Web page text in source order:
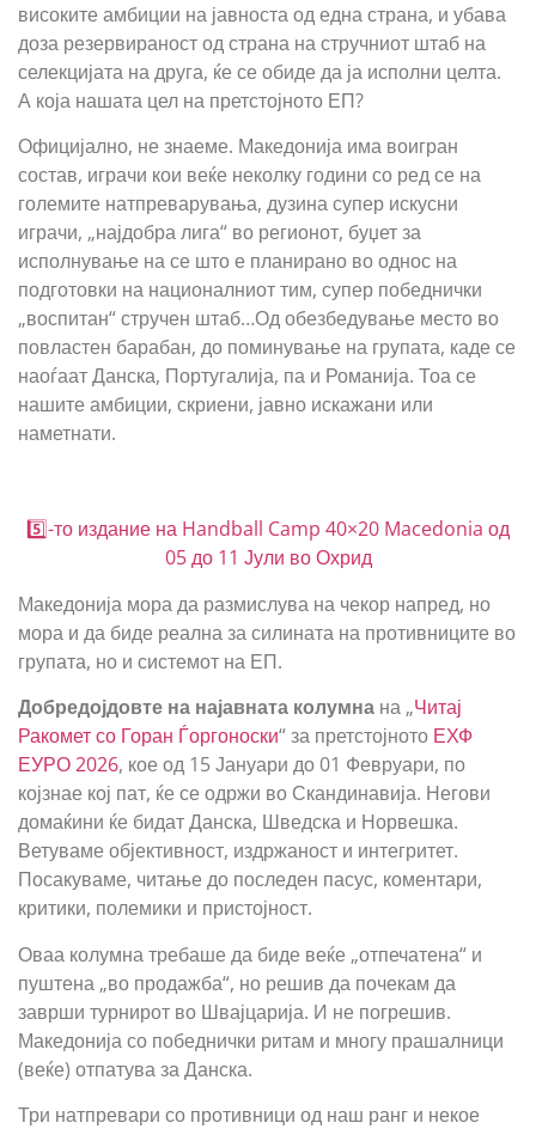
високите амбиции на јавноста од една страна, и убава
доза резервираност од страна на стручниот штаб на
селекцијата на друга, ќе се обиде да ја исполни целта.
А која нашата цел на претстојното ЕП?
Официјално, не знаеме. Македонија има воигран
состав, играчи кои веќе неколку години со ред се на
големите натпреварувања, дузина супер искусни
играчи, „најдобра лига“ во регионот, буџет за
исполнување на се што е планирано во однос на
подготовки на националниот тим, супер победнички
„воспитан“ стручен штаб…Од обезбедување место во
повластен барабан, до поминување на групата, каде се
наоѓаат Данска, Португалија, па и Романија. Тоа се
нашите амбиции, скриени, јавно искажани или
наметнати.
5️⃣-то издание на Handball Camp 40×20 Macedonia од
05 до 11 Јули во Охрид
Македонија мора да размислува на чекор напред, но
мора и да биде реална за силината на противниците во
групата, но и системот на ЕП.
Добредојдовте на најавната колумна на „Читај
Ракомет со Горан Ѓоргоноски“ за претстојното ЕХФ
ЕУРО 2026, кое од 15 Јануари до 01 Февруари, по
којзнае кој пат, ќе се одржи во Скандинавија. Негови
домаќини ќе бидат Данска, Шведска и Норвешка.
Ветуваме објективност, издржаност и интегритет.
Посакуваме, читање до последен пасус, коментари,
критики, полемики и пристојност.
Оваа колумна требаше да биде веќе „отпечатена“ и
пуштена „во продажба“, но решив да почекам да
заврши турнирот во Швајцарија. И не погрешив.
Македонија со победнички ритам и многу прашалници
(веќе) отпатува за Данска.
Три натпревари со противници од наш ранг и некое